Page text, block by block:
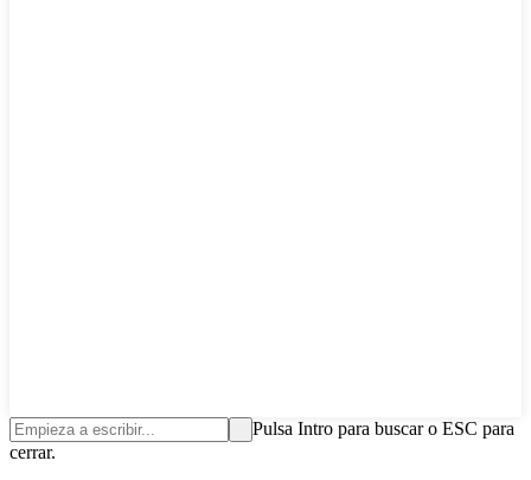
Pulsa Intro para buscar o ESC para
cerrar.